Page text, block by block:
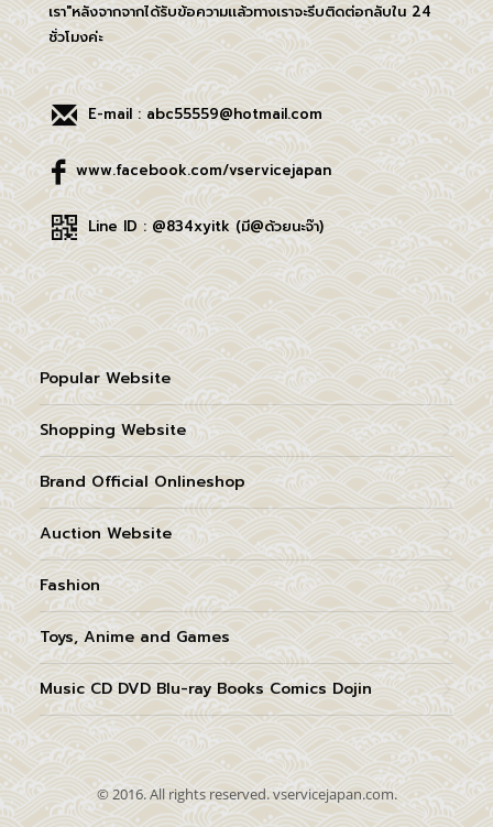
เรา"หลังจากจากได้รับข้อความเเล้วทางเราจะรีบติดต่อกลับใน 24
ชั่วโมงค่ะ
E-mail : abc55559@hotmail.com
www.facebook.com/vservicejapan
Line ID : @834xyitk (มี@ด้วยนะจ๊า)
Popular Website
Shopping Website
Brand Official Onlineshop
Auction Website
Fashion
Toys, Anime and Games
Music CD DVD Blu-ray Books Comics Dojin
© 2016. All rights reserved. vservicejapan.com.